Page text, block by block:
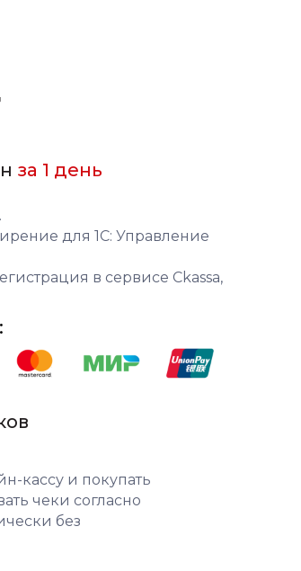
для 1С: Управление
в сервисе Ckassa,
за 1 день
кассу и покупать
чеки согласно
без